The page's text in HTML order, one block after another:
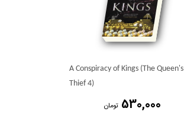
A Conspiracy of Kings (The Queen's
Thief 4)
530,000 تومان